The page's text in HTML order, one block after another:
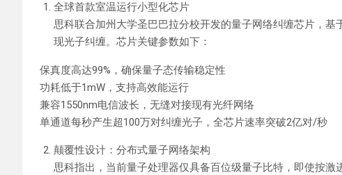
全球首款室温运行小型化芯片‌
思科联合加州大学圣巴巴拉分校开发的量子网络纠缠芯片，
现光子纠缠。芯片关键参数如下：
保真度高达99%‌，确保量子态传输稳定性
功耗低于1mW‌，支持高效能运行
兼容1550nm电信波长‌，无缝对接现有光纤网络
单通道每秒产生超100万对纠缠光子‌，全芯片速率突破‌2亿对/秒‌
颠覆性设计：分布式量子网络架构‌
思科指出，当前量子处理器仅具备‌百位级量子比特‌，即使按